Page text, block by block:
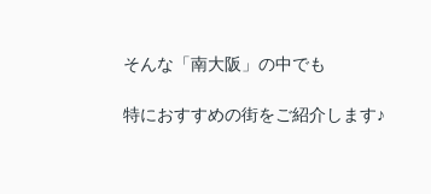
そんな「南大阪」の中でも
特におすすめの街をご紹介します♪